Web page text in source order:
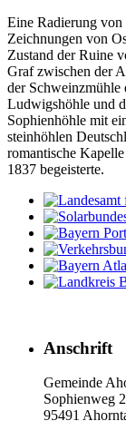
Eine Radie­rung
Zeich­nungen von
Zustand der Ruine
Graf zwischen der
der Schweinz­mühle
Ludwigs­höhle und
Sophien­höhle mit
stein­höhlen
roman­ti­sche
1837 begeisterte.
Anschrift
Gemeinde
Sophienweg 2
95491